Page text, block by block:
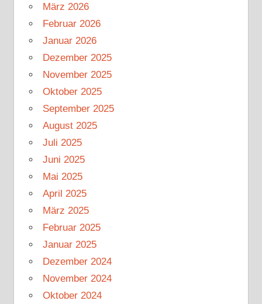
März 2026
Februar 2026
Januar 2026
Dezember 2025
November 2025
Oktober 2025
September 2025
August 2025
Juli 2025
Juni 2025
Mai 2025
April 2025
März 2025
Februar 2025
Januar 2025
Dezember 2024
November 2024
Oktober 2024